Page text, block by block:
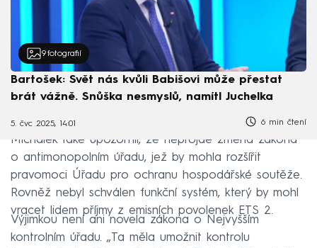
9 fotografií
Bartošek: Svět nás kvůli Babišovi může přestat
brát vážně. Snůška nesmyslů, namítl Juchelka
5. čvc 2025, 14:01 6 min čtení
Michálek také upozornil, že neprojde změna zákona
o antimonopolním úřadu, jež by mohla rozšířit
pravomoci Úřadu pro ochranu hospodářské soutěže.
Rovněž nebyl schválen funkční systém, který by mohl
vracet lidem příjmy z emisních povolenek ETS 2.
Výjimkou není ani novela zákona o Nejvyšším
kontrolním úřadu. „Ta měla umožnit kontrolu